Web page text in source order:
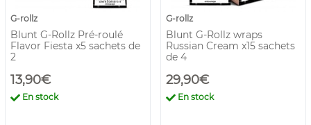
G-rollz
Blunt G-Rollz Pré-roulé
Flavor Fiesta x5 sachets de
2
13,90€
En stock
G-rollz
Blunt G-Rollz wraps
Russian Cream x15 sachets
de 4
29,90€
En stock